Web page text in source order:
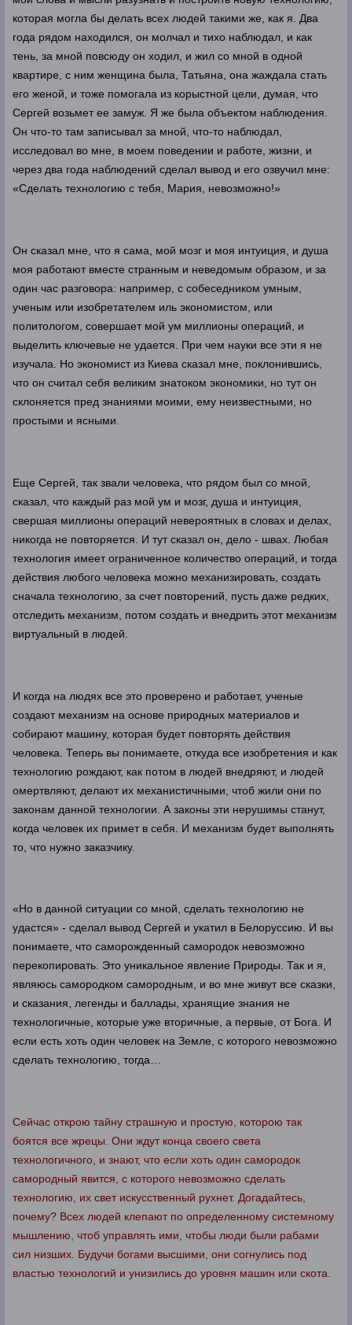
которая могла бы делать всех людей такими же, как я. Два
года рядом находился, он молчал и тихо наблюдал, и как
тень, за мной повсюду он ходил, и жил со мной в одной
квартире, с ним женщина была, Татьяна, она жаждала стать
его женой, и тоже помогала из корыстной цели, думая, что
Сергей возьмет ее замуж. Я же была объектом наблюдения.
Он что-то там записывал за мной, что-то наблюдал,
исследовал во мне, в моем поведении и работе, жизни, и
через два года наблюдений сделал вывод и его озвучил мне:
«Сделать технологию с тебя, Мария, невозможно!»
Он сказал мне, что я сама, мой мозг и моя интуиция, и душа
моя работают вместе странным и неведомым образом, и за
один час разговора: например, с собеседником умным,
ученым или изобретателем иль экономистом, или
политологом, совершает мой ум миллионы операций, и
выделить ключевые не удается. При чем науки все эти я не
изучала. Но экономист из Киева сказал мне, поклонившись,
что он считал себя великим знатоком экономики, но тут он
склоняется пред знаниями моими, ему неизвестными, но
простыми и ясными.
Еще Сергей, так звали человека, что рядом был со мной,
сказал, что каждый раз мой ум и мозг, душа и интуиция,
свершая миллионы операций невероятных в словах и делах,
никогда не повторяется. И тут сказал он, дело - швах. Любая
технология имеет ограниченное количество операций, и тогда
действия любого человека можно механизировать, создать
сначала технологию, за счет повторений, пусть даже редких,
отследить механизм, потом создать и внедрить этот механизм
виртуальный в людей.
И когда на людях все это проверено и работает, ученые
создают механизм на основе природных материалов и
собирают машину, которая будет повторять действия
человека. Теперь вы понимаете, откуда все изобретения и как
технологию рождают, как потом в людей внедряют, и людей
омертвляют, делают их механистичными, чтоб жили они по
законам данной технологии. А законы эти нерушимы станут,
когда человек их примет в себя. И механизм будет выполнять
то, что нужно заказчику.
«Но в данной ситуации со мной, сделать технологию не
удастся» - сделал вывод Сергей и укатил в Белоруссию. И вы
понимаете, что саморожденный самородок невозможно
перекопировать. Это уникальное явление Природы. Так и я,
являюсь самородком самородным, и во мне живут все сказки,
и сказания, легенды и баллады, хранящие знания не
технологичные, которые уже вторичные, а первые, от Бога. И
если есть хоть один человек на Земле, с которого невозможно
сделать технологию, тогда…
Сейчас открою тайну страшную и простую, которою так
боятся все жрецы. Они ждут конца своего света
технологичного, и знают, что если хоть один самородок
самородный явится, с которого невозможно сделать
технологию, их свет искусственный рухнет. Догадайтесь,
почему? Всех людей клепают по определенному системному
мышлению, чтоб управлять ими, чтобы люди были рабами
сил низших. Будучи богами высшими, они согнулись под
властью технологий и унизились до уровня машин или скота.